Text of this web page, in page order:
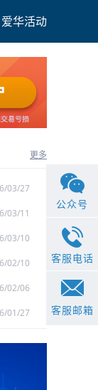
爱华活动
更多
03/27
03/11
03/10
02/10
02/06
01/27
公众号
客服电话
客服邮箱